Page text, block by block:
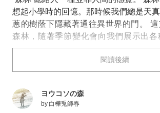
想起小學時的回憶。那時候我們總是天
蔥的樹蔭下隱藏著通往異世界的門。
森林，隨著季節變化會向我們展示出各
春日裡和煦溫暖的向陽處，夏日裡令人
秋日裡醒目的紅葉，冬日裡寂靜得彷彿
的森林，都有其獨有的魅力。 下面就
一下吧。
閱讀後續
ヨウコソの森
by 白樺兎師春